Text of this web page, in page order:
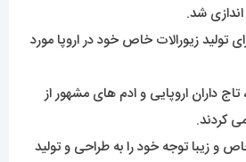
اندازی شد.
تولید زیورالات خاص خود در اروپا مورد
تاج داران اروپایی و ادم های مشهور از
کردند.
و زیبا توجه خود را به طراحی و تولید